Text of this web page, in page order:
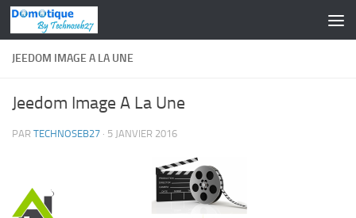
Skip to content
JEEDOM IMAGE A LA UNE
Jeedom Image A La Une
PAR TECHNOSEB27 · 5 JANVIER 2016